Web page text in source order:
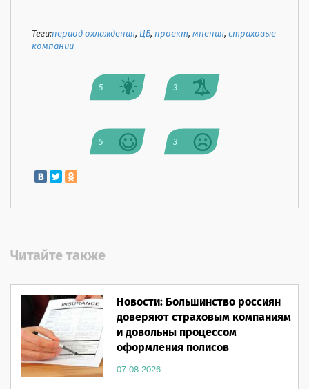
Теги:период охлаждения, ЦБ,проект,мнения,страховые
компании
5 3
5 3
Читайте также
Новости: Большинство россиян
доверяют страховым компаниям
и довольны процессом
оформления полисов
07.08.2026